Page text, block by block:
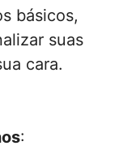
básicos,
suas
cara.
: